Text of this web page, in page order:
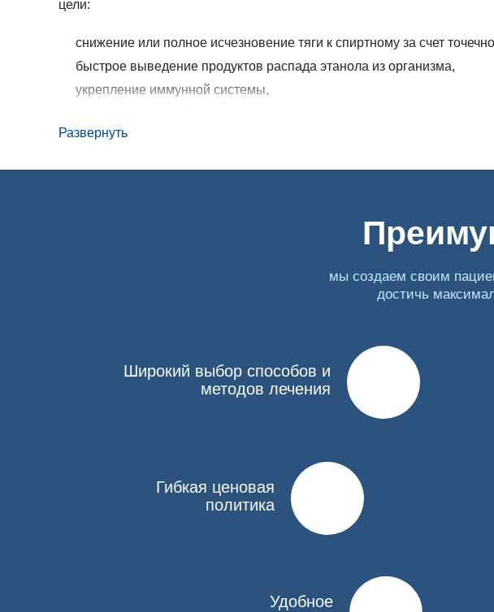
цели:
снижение или полное исчезновение тяги к спиртному за счет
быстрое выведение продуктов распада этанола из организма,
укрепление иммунной системы,
алкоголизма,
Количество сеансов зависит от самочувствия пациента, стажа его
Показания и противопоказания
онкологические заболевания,
сахарный диабет,
органические поражения головного мозга.
Как проводится кодирование
Развернуть
мы создаем своим
достичь
Широкий выбор способов и
методов лечения
Гибкая ценовая
политика
Удобное